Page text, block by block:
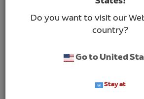
Do you want to visit our
country?
Go to United
Stay at